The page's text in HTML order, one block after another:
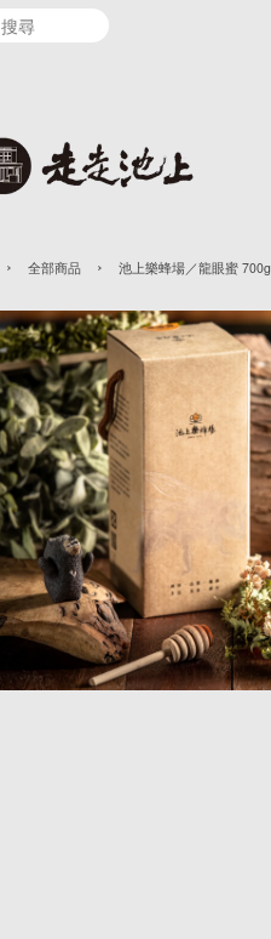
搜尋
› 全部商品 › 池上樂蜂場／龍眼蜜 700g